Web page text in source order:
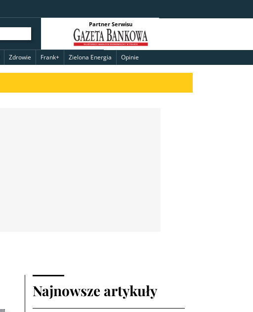
Partner Serwisu
Zdrowie Frank+ Zielona Energia Opinie
Najnowsze artykuły